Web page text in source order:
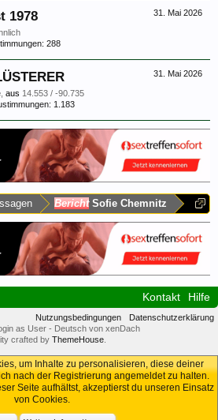
31. Mai 2026
1978
288
31. Mai 2026
, aus 14.553 / -90.735
1.183
BerichtSofie Chemnitz
Kontakt Hilfe
Nutzungsbedingungen
Datenschutzerklärung
as User - Deutsch von xenDach
crafted by ThemeHouse.
um Inhalte zu personalisieren, diese deiner
nach der Registrierung angemeldet zu halten.
Seite aufhältst, akzeptierst du unseren Einsatz
von Cookies.